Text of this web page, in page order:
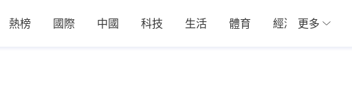
熱榜 國際 中國 科技 生活 體育 經濟 01深圳
更多